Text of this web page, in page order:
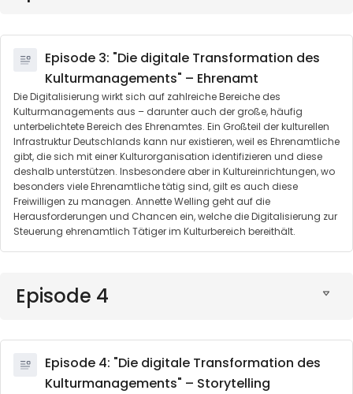
Episode 3: "Die digitale Transformation des
Kulturmanagements" – Ehrenamt
Die Digitalisierung wirkt sich auf zahlreiche Bereiche des
Kulturmanagements aus – darunter auch der große, häufig
unterbelichtete Bereich des Ehrenamtes. Ein Großteil der kulturellen
Infrastruktur Deutschlands kann nur existieren, weil es Ehrenamtliche
gibt, die sich mit einer Kulturorganisation identifizieren und diese
deshalb unterstützen. Insbesondere aber in Kultureinrichtungen, wo
besonders viele Ehrenamtliche tätig sind, gilt es auch diese
Freiwilligen zu managen. Annette Welling geht auf die
Herausforderungen und Chancen ein, welche die Digitalisierung zur
Steuerung ehrenamtlich Tätiger im Kulturbereich bereithält.
Episode 4
Episode 4: "Die digitale Transformation des
Kulturmanagements" – Storytelling